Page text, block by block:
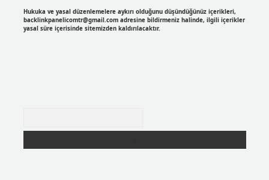
Hukuka ve yasal düzenlemelere aykırı olduğunu düşündüğünüz içerikleri,
backlinkpanelicomtr@gmail.comadresine bildirmeniz halinde, ilgili içerikler
yasal süre içerisinde sitemizden kaldırılacaktır.